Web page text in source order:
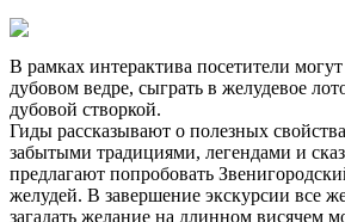
В рамках интерактива посетители
дубовом ведре, сыграть в желудевое
дубовой створкой.
Гиды рассказывают о полезных
забытыми традициями, легендами и
предлагают попробовать
желудей. В завершение экскурсии все
загадать желание на длинном висячем